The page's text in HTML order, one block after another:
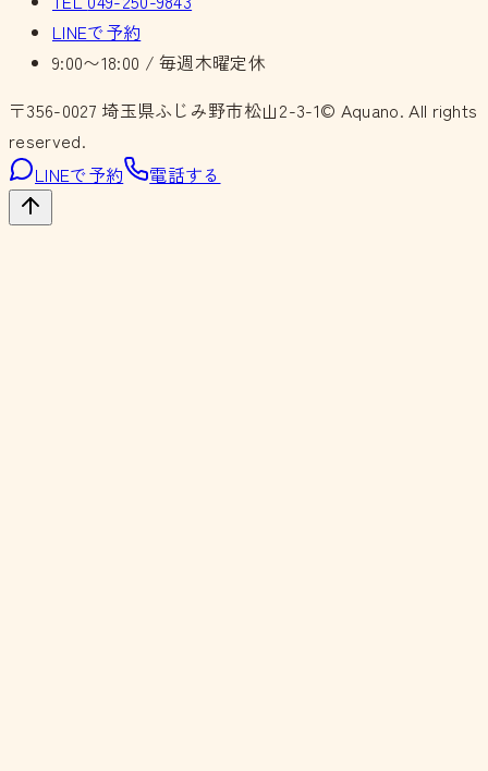
LINEで予約
9:00〜18:00 / 毎週木曜定休
〒356-0027 埼玉県ふじみ野市松山2-3-1© Aquano. All rights
reserved.
LINEで予約
電話する